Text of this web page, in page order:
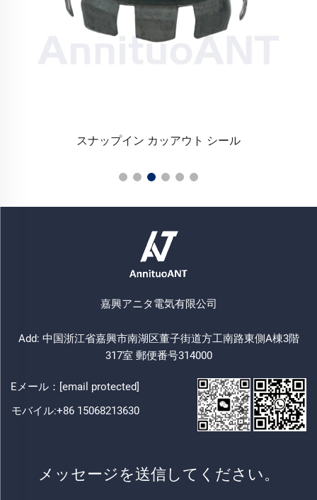
スナップイン カッアウト シール
嘉興アニタ電気有限公司
Add: 中国浙江省嘉興市南湖区董子街道方工南路東側A棟3階
317室 郵便番号314000
Eメール： [email protected]
モバイル:+86 15068213630
メッセージを送信してください。